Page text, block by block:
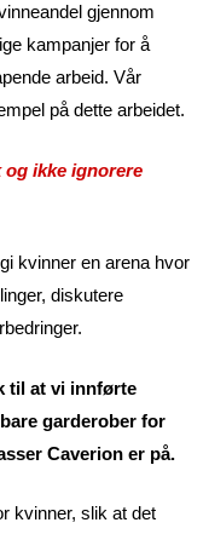
gjennom
kampanjer for å
arbeid. Vår
på dette arbeidet.
og ikke ignorere
kvinner en arena hvor
diskutere
til at vi innførte
garderober for
Caverion er på.
kvinner, slik at det